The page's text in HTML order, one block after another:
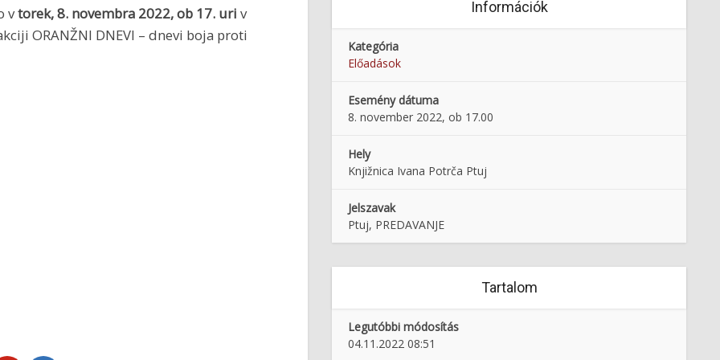
vtorek, 8. novembra 2022, ob 17. uri v
ORANŽNI DNEVI – dnevi boja proti
Információk
Kategória
Előadások
Esemény dátuma
8. november 2022, ob 17.00
Hely
Knjižnica Ivana Potrča Ptuj
Jelszavak
Ptuj, PREDAVANJE
Tartalom
Legutóbbi módosítás
04.11.2022 08:51